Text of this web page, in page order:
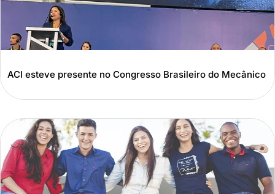
ACI esteve presente no Congresso Brasileiro do Mecânico